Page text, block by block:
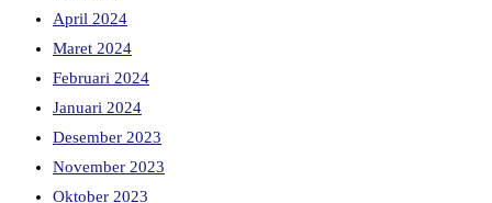
April 2024
Maret 2024
Februari 2024
Januari 2024
Desember 2023
November 2023
Oktober 2023